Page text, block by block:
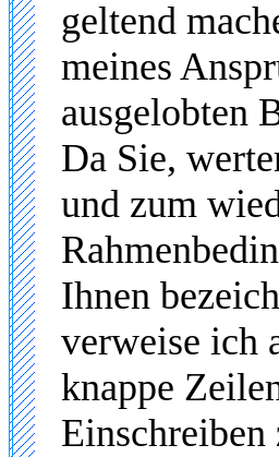
geltend
meines
ausgelobten
Da Sie,
und zum
Ihnen
verweise ich
knappe
Einschreiben